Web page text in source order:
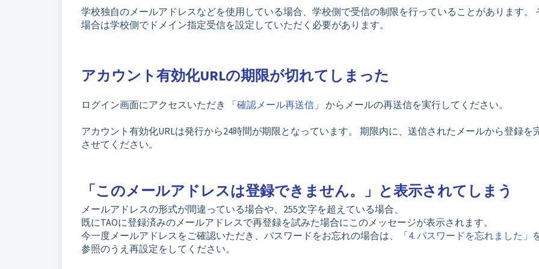
学校独自のメールアドレスなどを使用している場合、学校側で受信の制限を行っていることがあります。
場合は学校側でドメイン指定受信を設定していただく必要があります。
アカウント有効化URLの期限が切れてしまった
ログイン画面にアクセスいただき 「確認メール再送信 」 からメールの再送信を実行してください。
アカウント有効化URLは発行から24時間が期限となっています。 期限内に、送信されたメールから登録を
させてください。
「このメールアドレスは登録できません。」と表示されてしまう
メールアドレスの形式が間違っている場合や、255文字を超えている場合、
既にTAOに登録済みのメールアドレスで再登録を試みた場合にこのメッセージが表示されます。
今一度メールアドレスをご確認いただき、パスワードをお忘れの場合は、
「4. パスワードを忘れました 」
参照のうえ再設定をしてください。